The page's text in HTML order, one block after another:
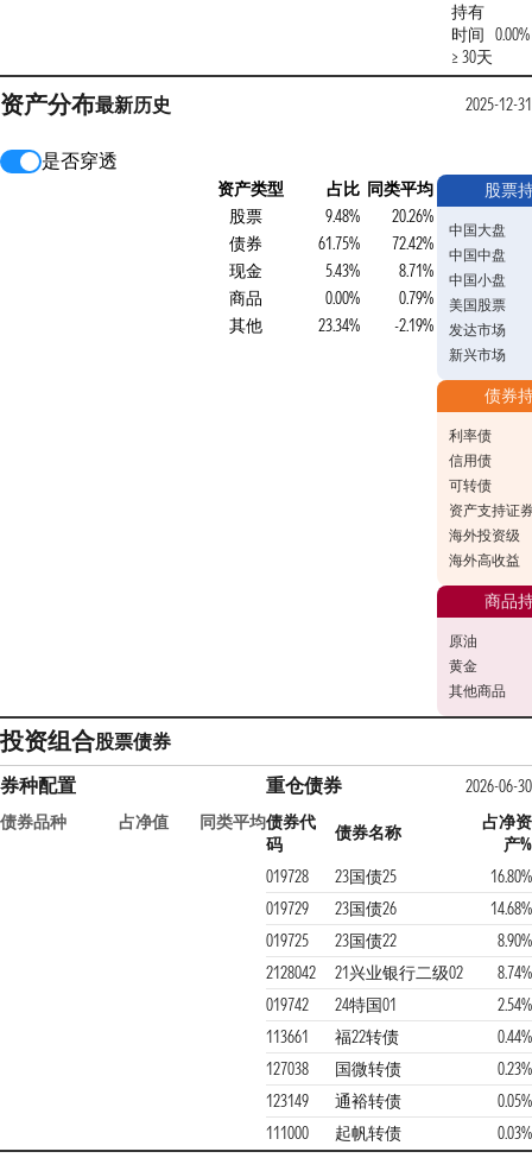
持有
时间
≥ 30天
0.00%
资产分布最新历史 2025-12-31
是否穿透
资产类型 占比 同类平均
股票
9.48%
20.26%
债券
61.75%
72.42%
现金
5.43%
8.71%
商品
0.00%
0.79%
其他
23.34% -2.19%
股票
中国大盘
中国中盘
中国小盘
美国股票
发达市场
新兴市场
债券
利率债
信用债
可转债
资产支持证
海外投资级
海外高收益
商品
原油
黄金
其他商品
投资组合股票债券
券种配置
债券品种 占净值 同类平均
重仓债券
2026-06-30
债券代
码
债券名称
占净资
产%
019728
23国债25
16.80%
019729
23国债26
14.68%
019725
23国债22
8.90%
2128042
21兴业银行二级02
8.74%
019742
24特国01
2.54%
113661
福22转债
0.44%
127038
国微转债
0.23%
123149
通裕转债
0.05%
111000
起帆转债 0.03%